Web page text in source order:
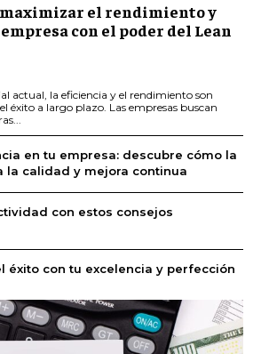
maximizar el rendimiento y
con el poder del Lean
actual, la eficiencia y el rendimiento son
éxito a largo plazo. Las empresas buscan
en tu empresa: descubre cómo la
la calidad y mejora continua
con estos consejos
éxito con tu excelencia y perfección